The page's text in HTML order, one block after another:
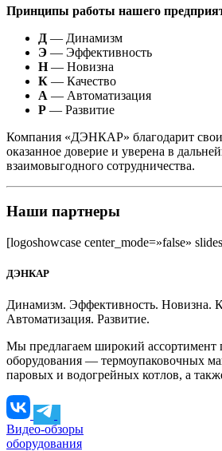
Принципы работы нашего
Д — Динамизм
Э — Эффективность
Н— Новизна
К — Качество
А — Автоматизация
Р — Развитие
Компания «ДЭНКАР» благодарит
оказанное доверие и уверена в
взаимовыгодного сотрудничества.
Наши партнеры
[logoshowcase center_mode=»false»
ДЭНКАР
Динамизм. Эффективность. Новизна.
Автоматизация. Развитие.
Мы предлагаем широкий
оборудования — термоупаковочных
паровых и водогрейных котлов, а
Видео-обзоры
оборудования